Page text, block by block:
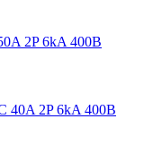
2P 6kA 400В